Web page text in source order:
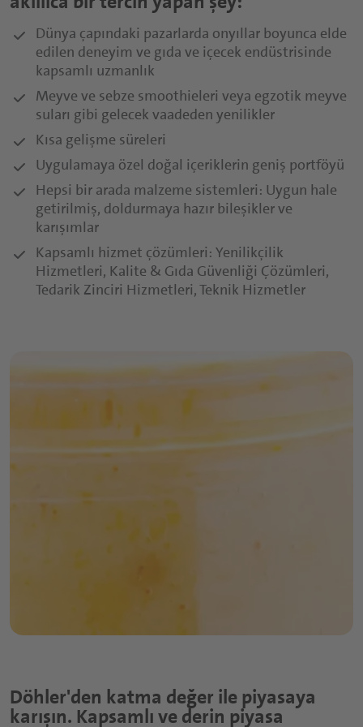
Kahvaltılık Gevrekler
Öğün Yerine Geçen İçecekler
Spor ve Protein İçecekleri
Besleyici Atıştırmalıklar
Nutrasötikler Giriş Sayfası
Kapsüller
Tabletler
Toz Ürünler
Yumuşak Şekerler
Fonksiyonel Şuruplar
Dünya çapındaki pazarlarda onyıllar boyunca elde
edilen deneyim ve gıda ve içecek endüstrisinde
kapsamlı uzmanlık
Meyve ve sebze smoothieleri veya egzotik meyve
suları gibi gelecek vaadeden yenilikler
Kısa gelişme süreleri
Uygulamaya özel doğal içeriklerin geniş portföyü
Hepsi bir arada malzeme sistemleri: Uygun hale
getirilmiş, doldurmaya hazır bileşikler ve
karışımlar
Kapsamlı hizmet çözümleri: Yenilikçilik
Hizmetleri, Kalite & Gıda Güvenliği Çözümleri,
Tedarik Zinciri Hizmetleri, Teknik Hizmetler
Döhler'den katma değer ile piyasaya
karışın. Kapsamlı ve derin piyasa